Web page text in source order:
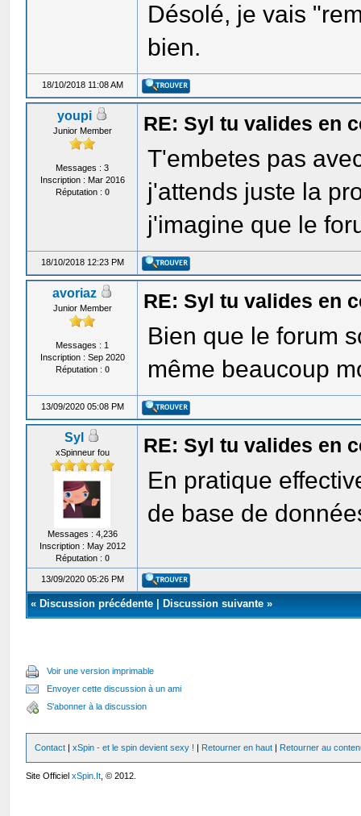
Désolé, je vais
bien.
18/10/2018 11:08 AM
youpi
Junior Member
Messages : 3
Inscription : Mar 2016
Réputation : 0
RE: Syl tu valides en
T'embetes pas
j'attends juste la
j'imagine que le
18/10/2018 12:23 PM
avoriaz
Junior Member
Messages : 1
Inscription : Sep 2020
Réputation : 0
RE: Syl tu valides en
Bien que le forum
même beaucoup
13/09/2020 05:08 PM
Syl
xSpinneur fou
Messages : 4,236
Inscription : May 2012
Réputation : 0
RE: Syl tu valides en
En pratique
de base de
13/09/2020 05:26 PM
« Discussion précédente Discussion suivante »
Voir une version imprimable
Envoyer cette discussion à un ami
S'abonner à la discussion
Contact |xSpin - et le spin devient sexy ! | Retourner en haut | Retourner au
Site OfficielxSpin.It , © 2012.